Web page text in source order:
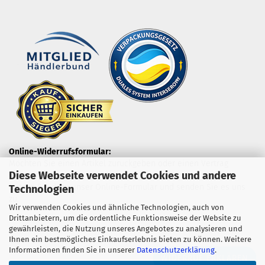
Diese Webseite verwendet Cookies und andere
Technologien
Wir verwenden Cookies und ähnliche Technologien, auch von
Drittanbietern, um die ordentliche Funktionsweise der Website zu
gewährleisten, die Nutzung unseres Angebotes zu analysieren und
Ihnen ein bestmögliches Einkaufserlebnis bieten zu können. Weitere
Informationen finden Sie in unserer Datenschutzerklärung.
Online-Widerrufsformular:
widerrufen?
Nutzen Sie dazu unser Online-Formular und senden Sie es uns